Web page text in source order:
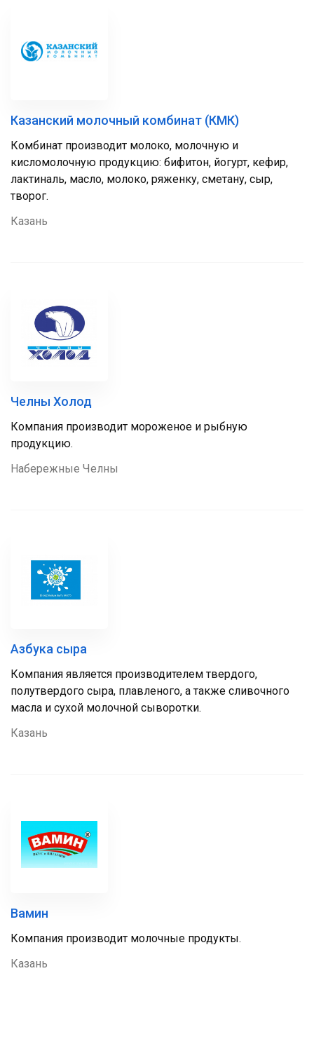
Казанский молочный комбинат (КМК)
Комбинат производит молоко, молочную и
кисломолочную продукцию: бифитон, йогурт, кефир,
лактиналь, масло, молоко, ряженку, сметану, сыр,
творог.
Казань
Челны Холод
Компания производит мороженое и рыбную
продукцию.
Набережные Челны
Азбука сыра
Компания является производителем твердого,
полутвердого сыра, плавленого, а также сливочного
масла и сухой молочной сыворотки.
Казань
Вамин
Компания производит молочные продукты.
Казань